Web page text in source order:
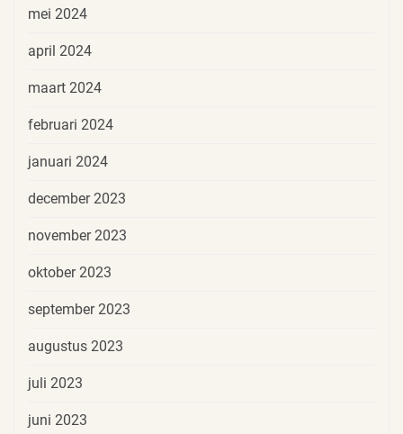
mei 2024
april 2024
maart 2024
februari 2024
januari 2024
december 2023
november 2023
oktober 2023
september 2023
augustus 2023
juli 2023
juni 2023